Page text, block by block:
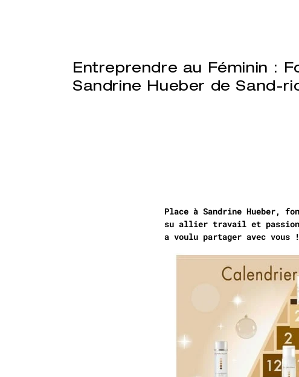
Entreprendre au Féminin :
Sandrine Hueber de Sand-
Place à Sandrine Hueber,
su allier travail et
a voulu partager avec vous !